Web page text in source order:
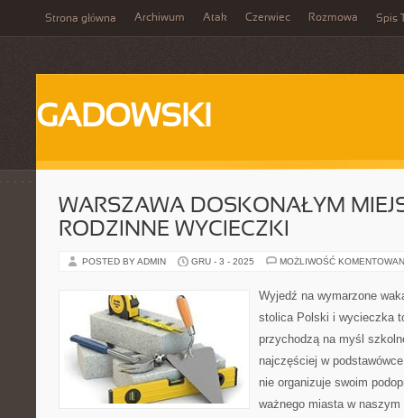
Strona główna Archiwum Atak Czerwiec Rozmowa Spis
GADOWSKI
WARSZAWA DOSKONAŁYM
RODZINNE WYCIECZKI
POSTED BY ADMIN GRU - 3 - 2025 MOŻLIWOŚĆ
Wyjedź na wymarzone
stolica Polski i wycieczka
przychodzą na myśl
najczęściej w
nie organizuje swoim
ważnego miasta w